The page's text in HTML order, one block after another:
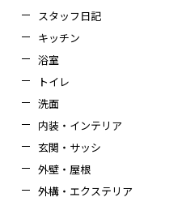
スタッフ日記
キッチン
浴室
トイレ
洗面
内装・インテリア
玄関・サッシ
外壁・屋根
外構・エクステリア